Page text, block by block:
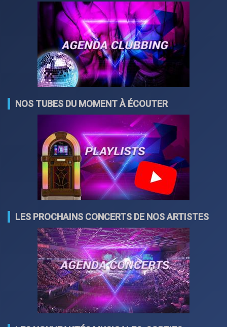
NOS TUBES DU MOMENT À ÉCOUTER
LES PROCHAINS CONCERTS DE NOS ARTISTES